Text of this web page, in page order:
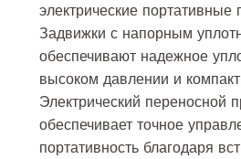
электрические
Задвижки с напорным
обеспечивают надежное
высоком давлении и
Электрический переносной
обеспечивает точное
портативность благодаря